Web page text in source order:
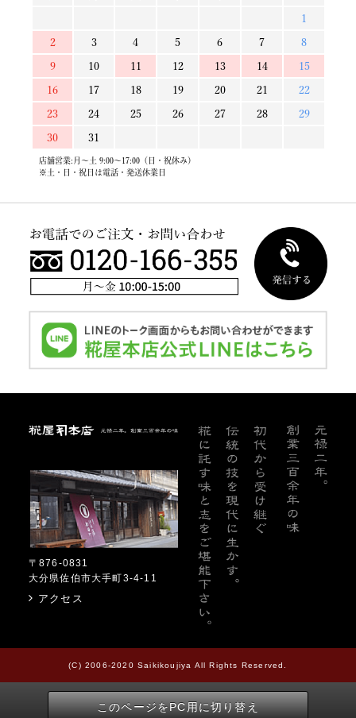
糀屋本店
〒876-0831
大分県佐伯市大手町3-4-11
アクセス
(C) 2006-2020 Saikikoujiya All Rights Reserved.
このページをPC用に切り替え